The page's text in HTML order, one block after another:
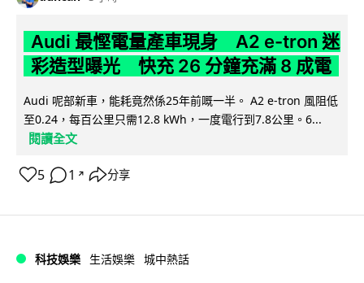
Audi 最慳電量產車現身 A2 e-tron 迷
彩造型曝光 快充 26 分鐘充滿 8 成電
Audi 呢部新車，能耗竟然係25年前嘅一半。 A2 e-tron 風阻低
至0.24，每百公里只需12.8 kWh，一度電行到7.8公里。6...
閱讀全文
5 1 ↗ 分享
科技娛樂 生活娛樂 城中熱話